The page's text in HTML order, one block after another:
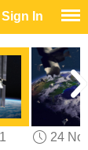
Sign In
24